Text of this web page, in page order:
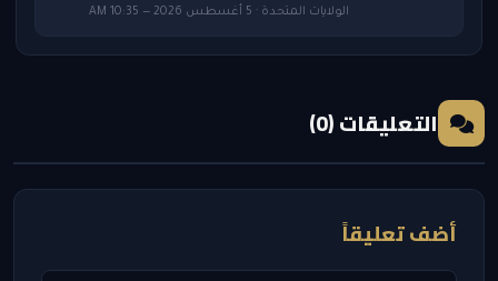
الولايات المتحدة · 5 أغسطس 2026 — 10:35 AM
التعليقات (0)
أضف تعليقاً